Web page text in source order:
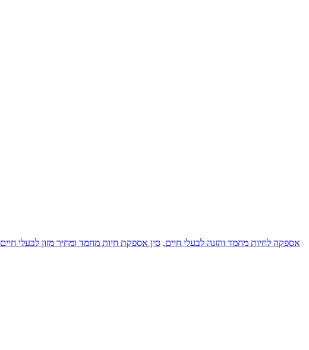
אספקה ​​לחיות מחמד והזנה לבעלי חיים, סין אספקת חיות מחמד ומחיר מזון לבעלי חיים